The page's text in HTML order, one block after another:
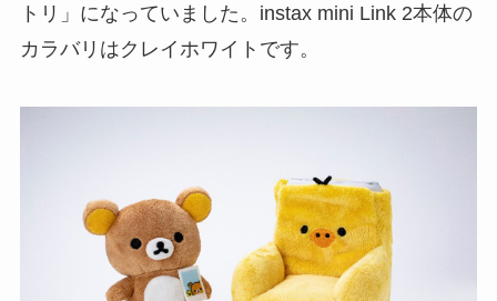
トリ」になっていました。instax mini Link 2本体の
カラバリはクレイホワイトです。